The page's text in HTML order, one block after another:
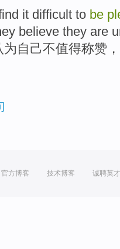
it difficult to be
believe they are
为 自己不值得称赞
官方博客 技术博客 诚聘英才